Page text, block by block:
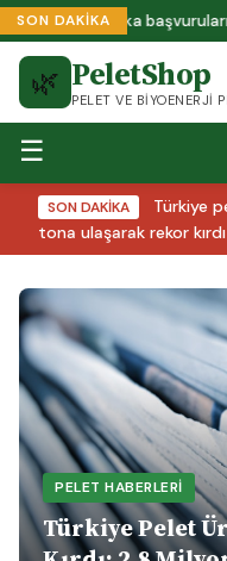
SON DAKİKA
A1 sertifika başvuruları
🌿 PeletShop
PELET VE BIYOENERJI
☰
SON DAKİKA
Türkiye
tona ulaşarak rekor
PELET HABERLERI
Türkiye Pelet